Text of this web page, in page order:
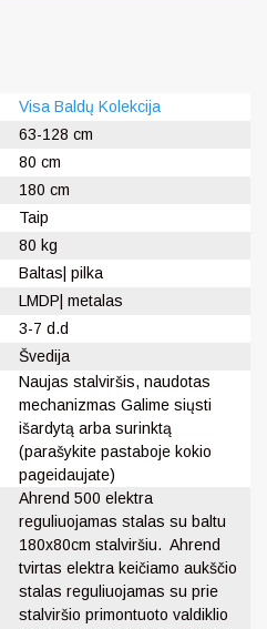
Visa Baldų Kolekcija
63-128 cm
80 cm
180 cm
Taip
80 kg
Baltas| pilka
LMDP| metalas
3-7 d.d
Švedija
Naujas stalviršis, naudotas
mechanizmas Galime siųsti
išardytą arba surinktą
(parašykite pastaboje kokio
pageidaujate)
Ahrend 500 elektra
reguliuojamas stalas su baltu
180x80cm stalviršiu. Ahrend
tvirtas elektra keičiamo aukščio
stalas reguliuojamas su prie
stalviršio primontuoto valdiklio